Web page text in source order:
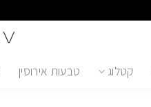
קטלוג טבעות אירוסין